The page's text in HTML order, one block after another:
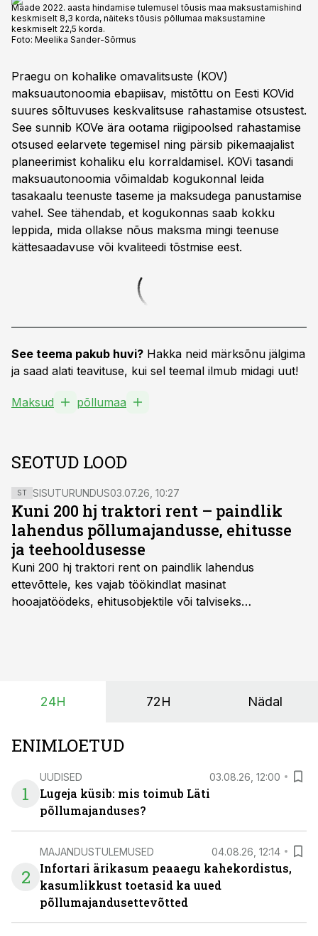
Maade 2022. aasta hindamise tulemusel tõusis maa maksustamishind
keskmiselt 8,3 korda, näiteks tõusis põllumaa maksustamine
keskmiselt 22,5 korda.
Foto: Meelika Sander-Sõrmus
Praegu on kohalike omavalitsuste (KOV)
maksuautonoomia ebapiisav, mistõttu on Eesti KOVid
suures sõltuvuses keskvalitsuse rahastamise otsustest.
See sunnib KOVe ära ootama riigipoolsed rahastamise
otsused eelarvete tegemisel ning pärsib pikemaajalist
planeerimist kohaliku elu korraldamisel. KOVi tasandi
maksuautonoomia võimaldab kogukonnal leida
tasakaalu teenuste taseme ja maksudega panustamise
vahel. See tähendab, et kogukonnas saab kokku
leppida, mida ollakse nõus maksma mingi teenuse
kättesaadavuse või kvaliteedi tõstmise eest.
See teema pakub huvi? Hakka neid märksõnu jälgima
ja saad alati teavituse, kui sel teemal ilmub midagi uut!
Maksud põllumaa
SEOTUD LOOD
ST SISUTURUNDUS03.07.26, 10:27
Kuni 200 hj traktori rent – paindlik
lahendus põllumajandusse, ehitusse
ja teehooldusesse
Kuni 200 hj traktori rent on paindlik lahendus
ettevõttele, kes vajab töökindlat masinat
hooajatöödeks, ehitusobjektile või talviseks
on suurim ning iga töötund on oluline.
24H 72H Nädal
ENIMLOETUD
1
UUDISED 03.08.26, 12:00
Lugeja küsib: mis toimub Läti
põllumajanduses?
2
MAJANDUSTULEMUSED 04.08.26, 12:14
Infortari ärikasum peaaegu kahekordistus,
kasumlikkust toetasid ka uued
põllumajandusettevõtted